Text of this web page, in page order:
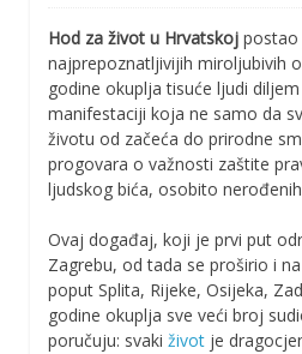
Hod za život u Hrvatskoj
najprepoznatljivijih miroljubivih
godine okuplja tisuće ljudi
manifestaciji koja ne samo da
životu od začeća do prirodne
progovara o važnosti zaštite
ljudskog bića, osobito
Ovaj događaj, koji je prvi put
Zagrebu, od tada se proširio i
poput Splita, Rijeke, Osijeka,
godine okuplja sve veći broj
poručuju: svaki život je